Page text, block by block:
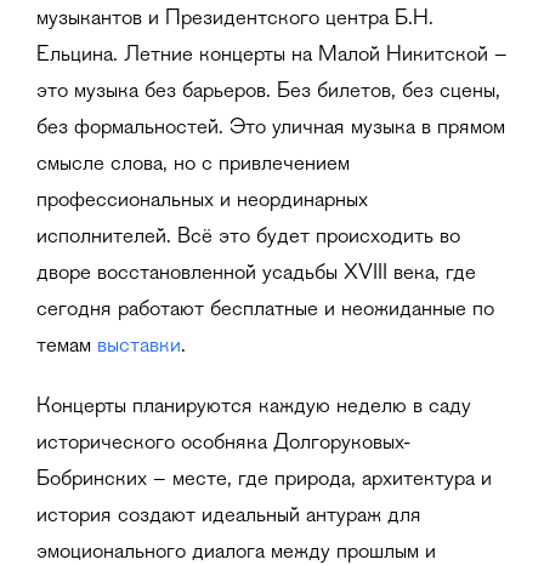
музыкантов и Президентского центра Б.Н.
Ельцина. Летние концерты на Малой Никитской –
это музыка без барьеров. Без билетов, без сцены,
без формальностей. Это уличная музыка в прямом
смысле слова, но с привлечением
профессиональных и неординарных
исполнителей. Всё это будет происходить во
дворе восстановленной усадьбы XVIII века, где
сегодня работают бесплатные и неожиданные по
темам выставки.
Концерты планируются каждую неделю в саду
исторического особняка Долгоруковых-
Бобринских – месте, где природа, архитектура и
история создают идеальный антураж для
эмоционального диалога между прошлым и